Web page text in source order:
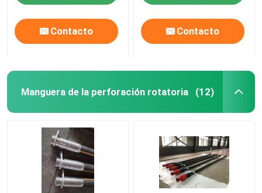
Contacto Contacto
Manguera de la perforación rotatoria (12)